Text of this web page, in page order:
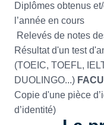
Diplômes obtenus
l’année en cours
Relevés de notes
Résultat d'un test
(TOEIC, TOEFL,
DUOLINGO...)
Copie d'une pièce
d’identité)